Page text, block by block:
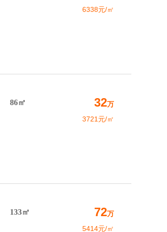
6338元/㎡
86㎡ 32万
3721元/㎡
133㎡ 72万
5414元/㎡